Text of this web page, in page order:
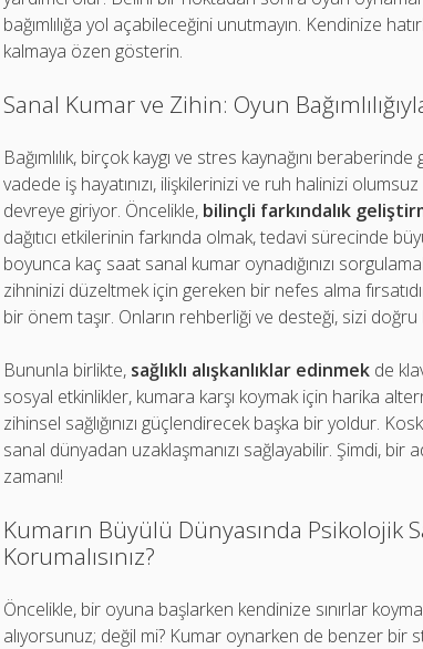
bağımlılığa yol açabileceğini unutmayın. Kendinize
kalmaya özen gösterin.
Sanal Kumar ve Zihin: Oyun
Bağımlılık, birçok kaygı ve stres kaynağını
vadede iş hayatınızı, ilişkilerinizi ve ruh halinizi
devreye giriyor. Öncelikle, bilinçli farkındalık
dağıtıcı etkilerinin farkında olmak, tedavi sürecinde
boyunca kaç saat sanal kumar oynadığınızı
zihninizi düzeltmek için gereken bir nefes alma
bir önem taşır. Onların rehberliği ve desteği, sizi
Bununla birlikte, sağlıklı alışkanlıklar edinmek de
sosyal etkinlikler, kumara karşı koymak için harika
zihinsel sağlığınızı güçlendirecek başka bir yoldur.
sanal dünyadan uzaklaşmanızı sağlayabilir. Şimdi, bir
zamanı!
Kumarın Büyülü Dünyasında Psikolojik
Korumalısınız?
Öncelikle, bir oyuna başlarken kendinize sınırlar
alıyorsunuz; değil mi? Kumar oynarken de benzer bir